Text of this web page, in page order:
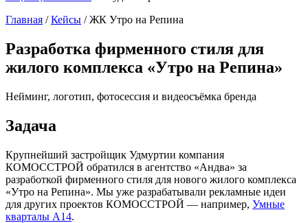
Главная /Кейсы /ЖК Утро на Репина
Разработка фирменного стиля для
жилого комплекса «Утро на Репина»
Нейминг, логотип, фотосессия и видеосъёмка бренда
Задача
Крупнейший застройщик Удмуртии компания
КОМОССТРОЙ обратился в агентство «Андва» за
разработкой фирменного стиля для нового жилого комплекса
«Утро на Репина». Мы уже разрабатывали рекламные идеи
для других проектов КОМОССТРОЙ — например, Умные
кварталы А14.